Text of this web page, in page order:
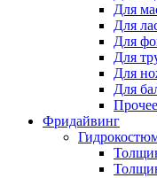
Для
Для
Для
Для
Для
Для
Прочее
Фридайвинг